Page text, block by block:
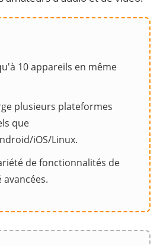
10 appareils en même
plusieurs plateformes
que
iOS/Linux.
de fonctionnalités de